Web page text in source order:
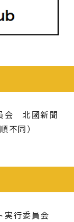
会 北國新聞
同）
実行委員会